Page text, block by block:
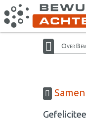
Over